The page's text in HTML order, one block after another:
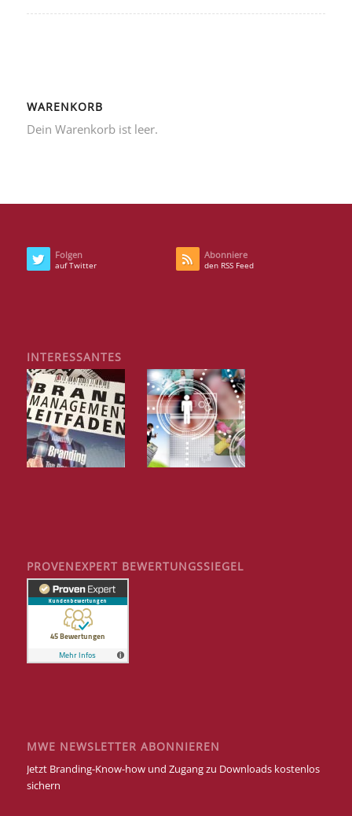
WARENKORB
Dein Warenkorb ist leer.
Folgen
auf Twitter
Abonniere
den RSS Feed
INTERESSANTES
PROVENEXPERT BEWERTUNGSSIEGEL
MWE NEWSLETTER ABONNIEREN
Jetzt Branding-Know-how und Zugang zu Downloads kostenlos
sichern